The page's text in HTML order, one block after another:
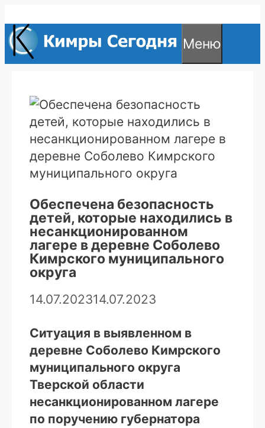
к
содержимому
Меню
Обеспечена безопасность
детей, которые находились в
несанкционированном
лагере в деревне Соболево
Кимрского муниципального
округа
14.07.202314.07.2023
Ситуация в выявленном в
деревне Соболево Кимрского
муниципального округа
Тверской области
несанкционированном лагере
по поручению губернатора